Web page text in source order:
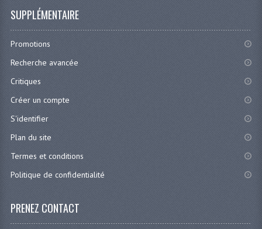
SUPPLÉMENTAIRE
Promotions
Recherche avancée
Critiques
Créer un compte
S'identifier
Plan du site
Termes et conditions
Politique de confidentialité
PRENEZ CONTACT